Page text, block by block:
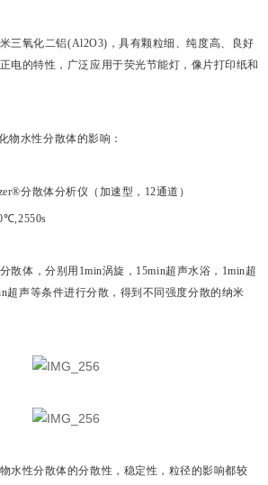
三氧化二铝(Al2O3) ，具有颗粒细、纯度高、良好
电的特性，广泛应用于荧光节能灯，像片打印纸和
物水性分散体的影响：
分散体分析仪（加速型， 12通道）
℃,2550s
散体，分别用 1min涡旋， 15min超声水浴， 1min超
超声等条件进行分散，得到不同强度分散的纳米
水性分散体的分散性，稳定性，粒径的影响都较